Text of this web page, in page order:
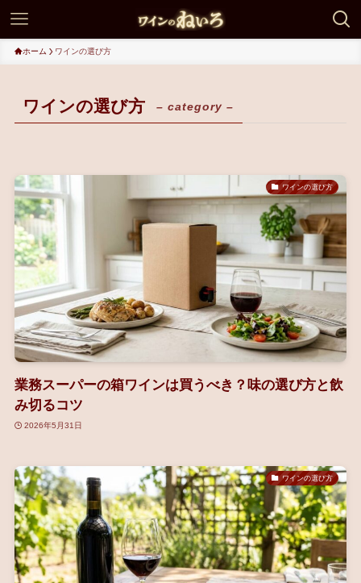
ホーム ワインの選び方
ワインの選び方 – category –
ワインの選び方
業務スーパーの箱ワインは買うべき？味の選び方と飲
み切るコツ
2026年5月31日
ワインの選び方